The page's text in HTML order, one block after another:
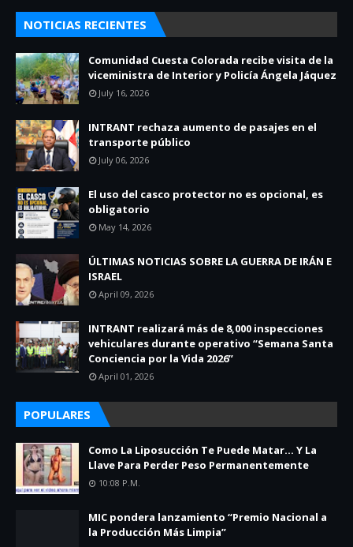
NOTICIAS RECIENTES
Comunidad Cuesta Colorada recibe visita de la
viceministra de Interior y Policía Ángela Jáquez
July 16, 2026
INTRANT rechaza aumento de pasajes en el
transporte público
July 06, 2026
El uso del casco protector no es opcional, es
obligatorio
May 14, 2026
ÚLTIMAS NOTICIAS SOBRE LA GUERRA DE IRÁN E
ISRAEL
April 09, 2026
INTRANT realizará más de 8,000 inspecciones
vehiculares durante operativo “Semana Santa
Conciencia por la Vida 2026”
April 01, 2026
POPULARES
Como La Liposucción Te Puede Matar… Y La
Llave Para Perder Peso Permanentemente
10:08 P.m.
MIC pondera lanzamiento “Premio Nacional a
la Producción Más Limpia”